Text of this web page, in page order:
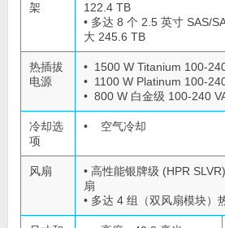
架
122.4 TB
• 多达 8 个 2.5 英寸 SAS/
大 245.6 TB
热插拔
电源
• 1500 W Titanium 100-
• 1100 W Platinum 100-
• 800 W 白金级 100-240
冷却选
项
• 空气冷却
风扇
• 高性能银牌级 (HPR
扇
• 多达 4 组（双风扇模块）